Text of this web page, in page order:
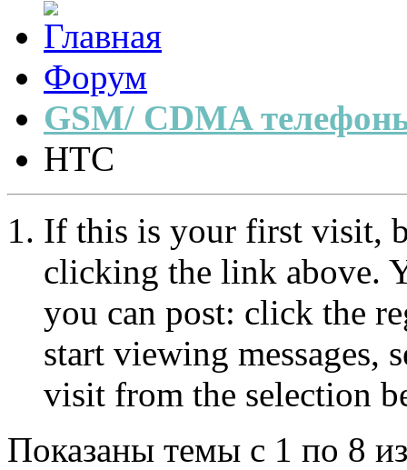
Форум
GSM/ CDMA
HTC
If this is your first visit,
clicking the link above.
you can post: click the
start viewing messages,
visit from the selection
Показаны темы с 1 по 8